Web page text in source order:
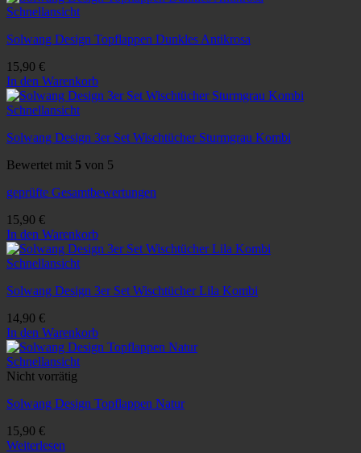
Schnellansicht
Solwang Design Topflappen Dunkles Antikrosa
15,90 €
In den Warenkorb
Schnellansicht
Solwang Design 3er Set Wischtücher Sturmgrau Kombi
Bewertet mit 5 von 5
geprüfte Gesamtbewertungen
15,90 €
In den Warenkorb
Schnellansicht
Solwang Design 3er Set Wischtücher Lila Kombi
14,90 €
In den Warenkorb
Schnellansicht
Nicht vorrätig
Solwang Design Topflappen Natur
15,90 €
Weiterlesen